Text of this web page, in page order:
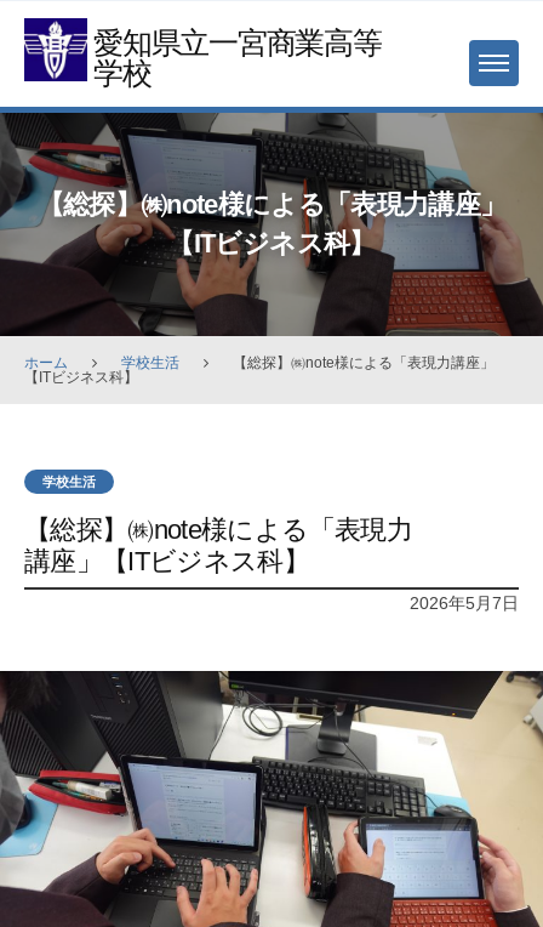
Skip
content
愛知県立一宮商業高等
学校
MENU
【総探】㈱note様による「表現力講座」
【ITビジネス科】
ホーム 学校生活
【総探】㈱note様による「表現力講座」
【ITビジネス科】
学校生活
【総探】㈱note様による「表現力
講座」【ITビジネス科】
2026年5月7日